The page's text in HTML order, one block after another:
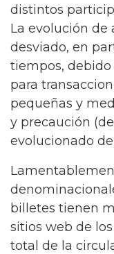
distintos
La evolución de
desviado, en
tiempos,
para
pequeñas y
y precaución
evolucionado
billetes tienen
sitios web de
total de la